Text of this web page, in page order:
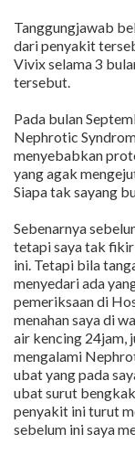
Tanggungjawab
dari penyakit
Vivix selama 3
tersebut.
Pada bulan
Nephrotic
menyebabkan
yang agak
Siapa tak sayang
Sebenarnya
tetapi saya tak fikir
ini. Tetapi bila
menyedari ada
pemeriksaan di
menahan saya di
air kencing 24jam,
mengalami
ubat yang pada
ubat surut
penyakit ini turut
sebelum ini saya